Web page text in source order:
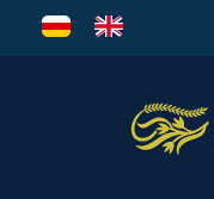
Перейти